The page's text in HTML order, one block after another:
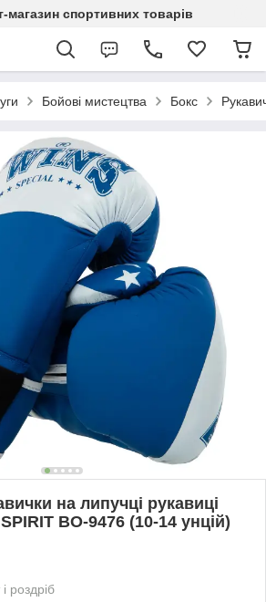
магазин спортивних товарів
Бойові мистецтва Бокс
на липучці рукавиці
BO-9476 (10-14 унцій)
роздріб